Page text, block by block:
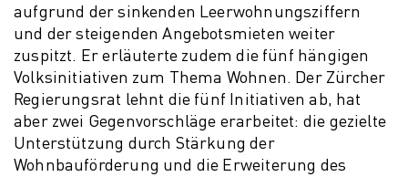
aufgrund der sinkenden Leerwohnungsziffern
und der steigenden Angebotsmieten weiter
zuspitzt. Er erläuterte zudem die fünf hängigen
Volksinitiativen zum Thema Wohnen. Der Zürcher
Regierungsrat lehnt die fünf Initiativen ab, hat
aber zwei Gegenvorschläge erarbeitet: die gezielte
Unterstützung durch Stärkung der
Wohnbauförderung und die Erweiterung des